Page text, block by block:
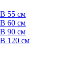
55 см
60 см
90 см
120 см